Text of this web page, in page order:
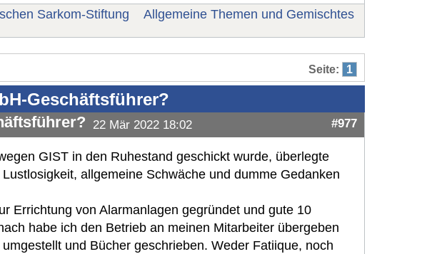
Sarkom-Stiftung
Allgemeine Themen und Gemischtes
Seite: 1
Geschäftsführer?
22 Mär 2022 18:02 #977
GIST in den Ruhestand geschickt wurde, überlegte
allgemeine Schwäche und dumme Gedanken
Errichtung von Alarmanlagen gegründet und gute 10
habe ich den Betrieb an meinen Mitarbeiter übergeben
und Bücher geschrieben. Weder Fatiique, noch